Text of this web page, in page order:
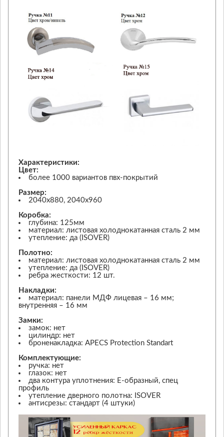
Характеристики:
Цвет:
более 1000 вариантов пвх-покрытий
Размер:
2040х880, 2040х960
Коробка:
глубина: 125мм
материал: листовая холоднокатанная сталь 2 мм
утепление: да (ISOVER)
Полотно:
материал: листовая холоднокатанная сталь 2 мм
утепление: да (ISOVER)
ребра жесткости: 12 шт.
Накладки:
материал: панели МДФ лицевая – 16 мм;
внутренняя – 16 мм
Замки:
замок: нет
цилиндр: нет
броненакладка: APECS Protection Standart
Комплектующие:
ручка: нет
глазок: нет
два контура уплотнения: Е-образный, спец
профиль
утепление дверного полотна: ISOVER
антисрезы: стандарт (4 штуки)